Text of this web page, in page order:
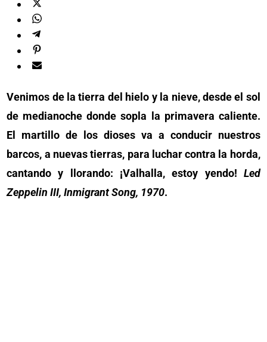
Venimos de la tierra del hielo y la nieve, desde el sol
de medianoche donde sopla la primavera caliente.
El martillo de los dioses va a conducir nuestros
barcos, a nuevas tierras, para luchar contra la horda,
cantando y llorando: ¡Valhalla, estoy yendo! Led
Zeppelin III, Inmigrant Song, 1970.